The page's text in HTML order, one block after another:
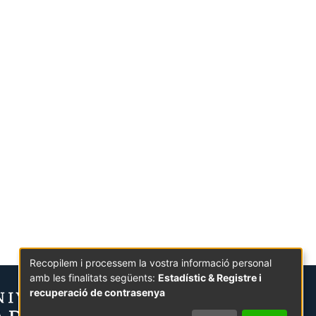
Recopilem i processem la vostra informació personal
amb les finalitats següents: Estadístic & Registre i
recuperació de contrasenya